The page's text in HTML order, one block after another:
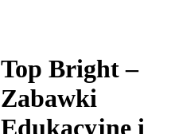
Top Bright –
Zabawki
Edukacyjne i